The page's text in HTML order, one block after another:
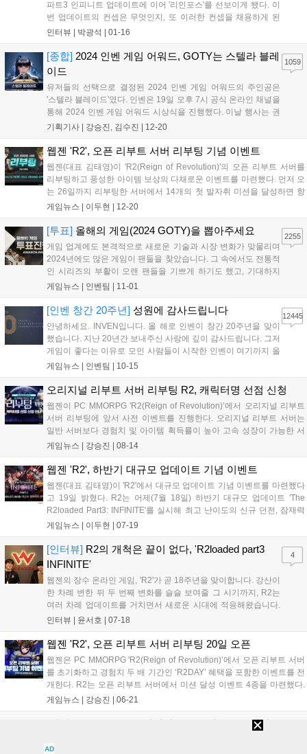
파트3 인피니트 업데이트에 이어 '리인포스'를 선보이게 됐다. 이
번 업데이트의 컨셉은 무엇인지, 또 이러한 컨셉을 채용하게 된
배경이 궁금하다. = 2023년부터 ‘The R2loaded’라는 주제로 업
가 및 확...
인터뷰 | 박광석 01-16
[종합] 2024 인벤 게임 어워드, GOTY는 스텔라 블레
이드
유저들의 선택으로 결정된 2024 인벤 게임 어워드의 주인공은
'스텔라 블레이드'였다. 인벤은 19일 오후 7시 공식 온라인 채널을
통해 2024 인벤 게임 어워드 시상식을 진행했다. 이날 행사는 권
이슬 아나운서, 인플루언서 인간젤리, 인벤 김수진 기자가 총 13
워드는 올해 비경쟁 부문 '...
기획기사 | 강승진, 김수진 12-20
1059
웹젠 'R2', 오픈 리부트 서버 리부팅 기념 이벤트
웹젠(대표 김태영)이 'R2(Reign of Revolution)'의 오픈 리부트 서버를
리부팅하고 풍성한 아이템 보상의 다채로운 이벤트를 마련했다. 먼저 오
는 26일까지 리부팅한 서버에서 14개의 첫 발자취 미션을 달성하면 항
목별로 이벤트 아이템인 '주화 주머니'를 지급한다. 또한 약 2주간 경험치
게임뉴스 | 이두현 12-20
[투표] 올해의 게임(2024 GOTY)을 뽑아주세요
게임 업계에도 본격적으로 새로운 기술과 시장 변화가 맞물리며
2024년에도 많은 게임이 팬들을 찾았습니다. 그 속에서도 전통적
인 시리즈의 부활이 오랜 팬들을 기쁘게 하기도 했고, 기대하지
못했던 신작이 깜짝 흥행을 거두기도 했습니다. 특히 일본은 물론
3국에 대한 기대가 높아지기도 했습니다....
게임뉴스 | 인벤팀 11-01
2255
[인벤 창간 20주년] 성원에 감사드립니다
안녕하세요. INVEN입니다. 올 해로 인벤이 창간 20주년을 맞이
했습니다. 지난 20년간 보내주신 사랑에 깊이 감사드립니다. 그저
게임이 좋다는 이유로 모인 사람들이 시작한 인벤이 여기까지 올
수 있었던 것은 보내주신 사랑과 성원 덕분이라고 생각합니다. 이
이제는 그 말을 쓰지 못하고, '고작...
게임뉴스 | 인벤팀 10-15
12445
오리지널 리부트 서버 리부팅 R2, 캐릭터명 선점 신청
웹젠이 PC MMORPG 'R2(Reign of Revolution)’에서 오리지널 리부트
서버 리부팅에 앞서 사전 이벤트를 진행한다. 오리지널 리부트 서버는
일반 서버보다 경험치 및 아이템 획득률이 높아 고속 성장이 가능한 서
버다. R2를 빠르고 쉽게 즐길 수 있고 정기적으로 초기화가 이루어진다.
게임뉴스 | 강승진 08-14
웹젠 'R2', 하반기 대규모 업데이트 기념 이벤트
웹젠(대표 김태영)이 'R2'에서 대규모 업데이트 기념 이벤트를 마련했다
고 19일 밝혔다. R2는 어제(7월 18일) 하반기 대규모 업데이트 'The
R2loaded Part3: INFINITE'를 실시해 최고 난이도의 신규 던전, 잠재력
시스템, 변신 스킨 시스템 등을 새롭게 선보이고 게임 내 일부 기능과 UI
게임뉴스 | 이두현 07-19
[인터뷰] R2의 개척은 끝이 없다, 'R2loaded part3
INFINITE'
웹젠의 장수 온라인 게임, 'R2'가 곧 18주년을 맞이합니다. 강산이
한 차례 변한 뒤 두 번째 변화를 슬슬 보여줄 그 시기까지, R2는
여러 차례 업데이트를 거치면서 새로운 시대에 적응해왔습니다.
그러면서도 처음 시작할 때의 재미와 감동을 전할 수 있는 방법도
는 어느덧 Part3, '...
인터뷰 | 윤서호 07-18
4
웹젠 'R2', 오픈 리부트 서버 리부팅 20일 오픈
웹젠은 PC MMORPG 'R2(Reign of Revolution)’에서 오픈 리부트 서버
를 초기화하고 경험치 두 배 기간인 ‘R2DAY’ 혜택을 포함한 이벤트를 전
개한다. R2는 오픈 리부트 서버에서 미션 달성 이벤트 4종을 마련했다.
먼저 오는 27일까지 총 14개의 미션 항목별로 최초 달성 회원에게 ‘이벤
게임뉴스 | 강승진 06-21
CONTINUE 업데이트로 돌아온 R2 "재미는
AD